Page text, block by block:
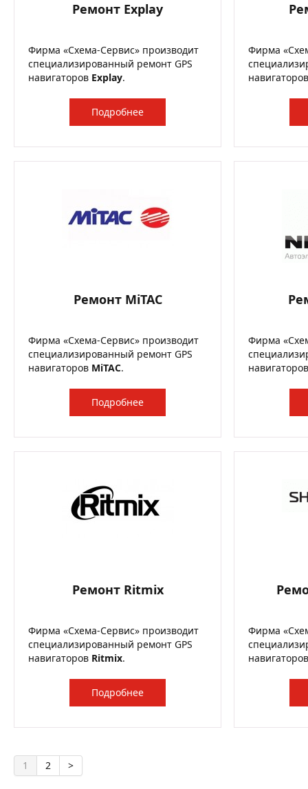
Ремонт Explay
Фирма «Схема-Сервис» производит
специализированный ремонт GPS
навигаторов Explay.
Подробнее
Фирма
Ремонт MiTAC
Фирма «Схема-Сервис» производит
специализированный ремонт GPS
навигаторов MiTAC.
Подробнее
Фирма
Ремонт Ritmix
Фирма «Схема-Сервис» производит
специализированный ремонт GPS
навигаторов Ritmix.
Подробнее
Фирма
1 2 >